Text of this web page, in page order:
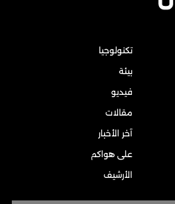
تكنولوجيا
بيئة
فيديو
مقالات
آخر الأخبار
على هواكم
الأرشيف